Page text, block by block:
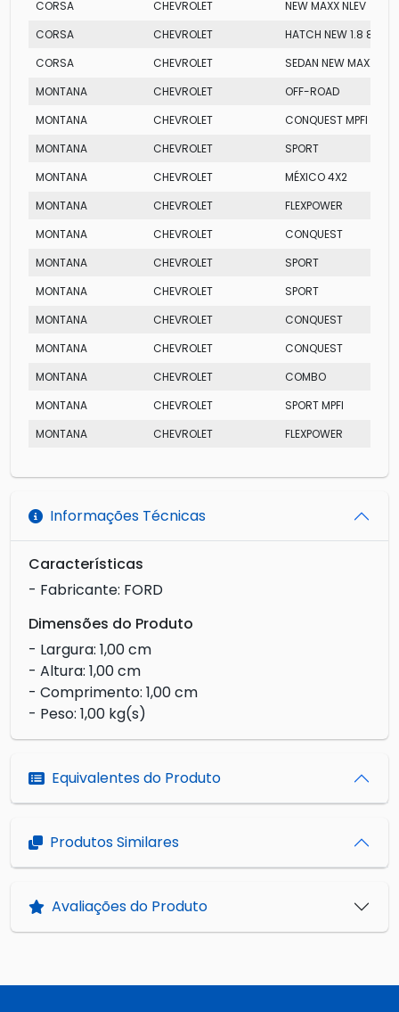
CORSA CHEVROLET
NEW MAXX NLEV
CORSA
CHEVROLET
HATCH NEW 1.8 8V
CORSA
CHEVROLET
SEDAN NEW MAXX
MONTANA
CHEVROLET
OFF-ROAD
MONTANA
CHEVROLET
CONQUEST MPFI
MONTANA
CHEVROLET
SPORT
MONTANA
CHEVROLET
MÉXICO 4X2
MONTANA
CHEVROLET
FLEXPOWER
MONTANA
CHEVROLET
CONQUEST
MONTANA
CHEVROLET
SPORT
MONTANA
CHEVROLET
SPORT
MONTANA
CHEVROLET
CONQUEST
MONTANA
CHEVROLET
CONQUEST
MONTANA
CHEVROLET
COMBO
MONTANA
CHEVROLET
SPORT MPFI
MONTANA
CHEVROLET FLEXPOWER
Informações Técnicas
Características
- Fabricante: FORD
Dimensões do Produto
- Largura: 1,00 cm
- Altura: 1,00 cm
- Comprimento: 1,00 cm
- Peso: 1,00 kg(s)
Equivalentes do Produto
Produtos Similares
Avaliações do Produto